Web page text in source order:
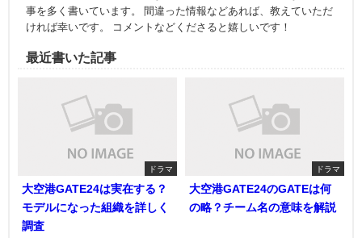
事を多く書いています。 間違った情報などあれば、教えていただ
ければ幸いです。 コメントなどくださると嬉しいです！
最近書いた記事
ドラマ
大空港GATE24は実在する？
モデルになった組織を詳しく
調査
ドラマ
大空港GATE24のGATEは何
の略？チーム名の意味を解説